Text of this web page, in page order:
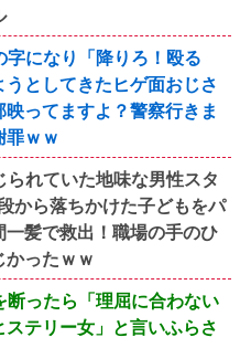
になり「降りろ！殴る
としてきたヒゲ面おじさ
ってますよ？警察行きま
罪ｗｗ
れていた地味な男性スタ
から落ちかけた子どもをパ
髪で救出！職場の手のひ
かったｗｗ
断ったら「理屈に合わない
テリー女」と言いふらさ